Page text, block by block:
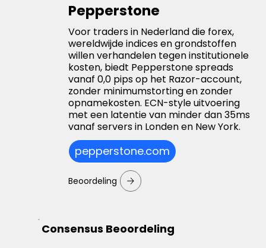
Pepperstone
Voor traders in Nederland die forex,
wereldwijde indices en grondstoffen
willen verhandelen tegen institutionele
kosten, biedt Pepperstone spreads
vanaf 0,0 pips op het Razor-account,
zonder minimumstorting en zonder
opnamekosten. ECN-style uitvoering
met een latentie van minder dan 35ms
vanaf servers in Londen en New York.
pepperstone.com
Beoordeling
Consensus Beoordeling